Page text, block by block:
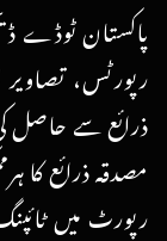
پاکستان ٹوڈے
رپورٹس، تصاویر
ذرائع سے حاصل
مصدقہ ذرائع کا
رپورٹ میں